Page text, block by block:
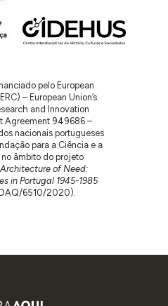
pelo European
– European Union’s
and Innovation
Agreement 949686 –
nacionais portugueses
para a Ciência e a
no âmbito do projeto
of Need:
in Portugal 1945-1985
6510/2020).